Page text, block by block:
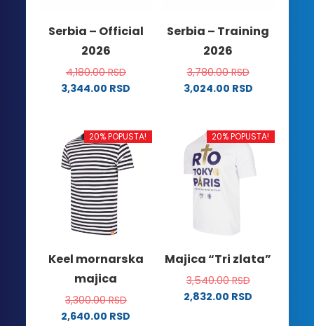
stranici
proizvoda.
Serbia – Official
2026
4,180.00RSD
3,344.00 RSD
ima
više
varijanti.
Opcije
mogu
biti
izabrane
stranici
proizvoda.
Serbia – Training
2026
3,780.00RSD
3,024.00 RSD
ima
više
varijanti.
Opcije
izabrane
stranici
proizvoda.
20% POPUSTA!
Keel mornarska
majica
3,300.00RSD
2,640.00 RSD
20% POPUSTA!
Majica “Tri zlata”
3,540.00RSD
2,832.00 RSD